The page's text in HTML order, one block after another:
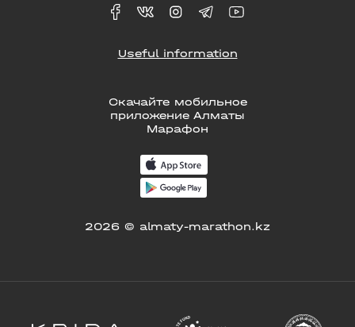
Скачайте мобильное
приложение Алматы
Марафон
2026 © almaty-marathon.kz
Useful information